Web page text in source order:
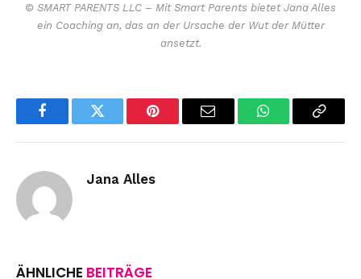
© SMART PARENTS LLC – Mit Smart Parents bietet Jana Alles
ein Coaching an, das an der Ursache der Wut der Mütter
ansetzt.
FacebookTwitter Pinterest Email WhatsAppCopy
Jana Alles
ÄHNLICHE BEITRÄGE